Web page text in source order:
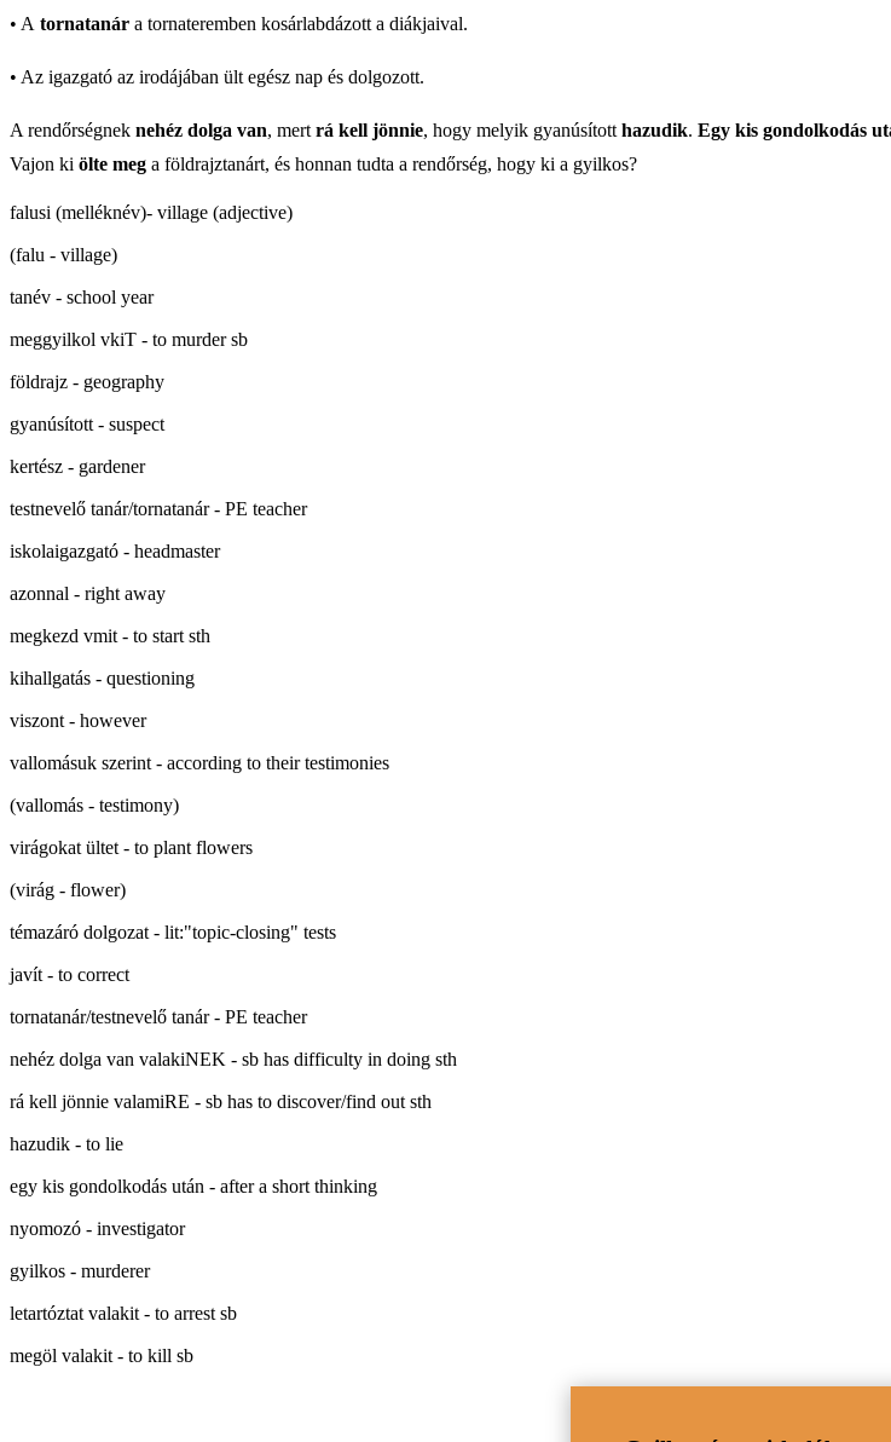
• A tornatanár a tornateremben kosárlabdázott a diákjaival.
• Az igazgató az irodájában ült egész nap és dolgozott.
A rendőrségnek nehéz dolga van, mert rá kell jönnie, hogy melyik gyanúsított hazudik. Egy kis gondolkodás
Vajon ki ölte meg a földrajztanárt, és honnan tudta a rendőrség, hogy ki a gyilkos?
falusi (melléknév)- village (adjective)
(falu - village)
tanév - school year
meggyilkol vkiT - to murder sb
földrajz - geography
gyanúsított - suspect
kertész - gardener
testnevelő tanár/tornatanár - PE teacher
iskolaigazgató - headmaster
azonnal - right away
megkezd vmit - to start sth
kihallgatás - questioning
viszont - however
vallomásuk szerint - according to their testimonies
(vallomás - testimony)
virágokat ültet - to plant flowers
(virág - flower)
témazáró dolgozat - lit:"topic-closing" tests
javít - to correct
tornatanár/testnevelő tanár - PE teacher
nehéz dolga van valakiNEK - sb has difficulty in doing sth
rá kell jönnie valamiRE - sb has to discover/find out sth
hazudik - to lie
egy kis gondolkodás után - after a short thinking
nyomozó - investigator
gyilkos - murderer
letartóztat valakit - to arrest sb
megöl valakit - to kill sb